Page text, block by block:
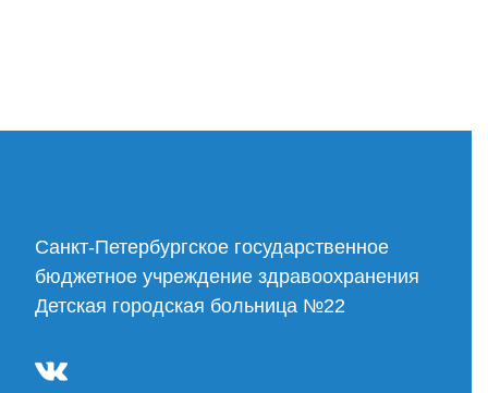
Cанкт-Петербургское государственное
бюджетное учреждение здравоохранения
Детская городская больница №22